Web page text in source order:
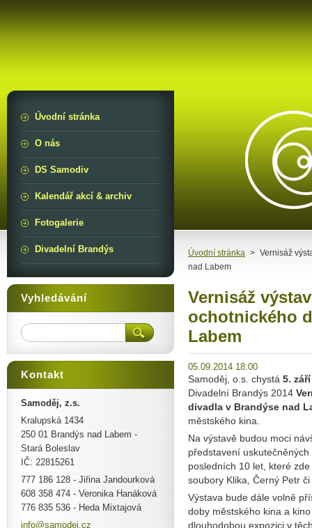
Úvodní stránka > Vernisáž
nad Labem
Vernisáž
ochotnického
Labem
05.09.2014 18:00
Samoděj, o.s. chystá 5.
Divadelní Brandýs 2014
divadla v Brandýse nad
městského kina.
Na výstavě budou moci
představení
posledních 10 let, které
soubory Klika, Černý Petr či
Výstava bude dále volně
doby městského kina a
dlouhodobou expozici v
Úvodní stránka
O nás
DS Samodiv
Kalendář akcí & archiv
Fotogalerie
Divadelní Brandýs
Vyhledávání
Kontakt
Samoděj, z.s.
Kralupská 1434
250 01 Brandýs nad Labem -
Stará Boleslav
IČ: 22815261
777 186 128 - Jiřina Jandourková
608 358 474 - Veronika Hanáková
776 835 536 - Heda Mixtajová
info@samodej.cz